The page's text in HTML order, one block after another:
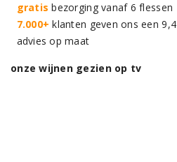
gratis bezorging vanaf 6 flessen
7.000+ klanten geven ons een 9,4
advies op maat
onze wijnen gezien op tv